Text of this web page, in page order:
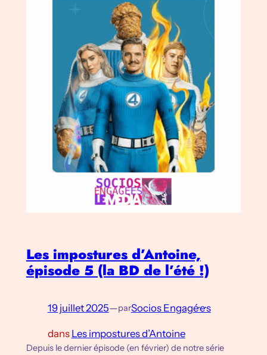
Les impostures d’Antoine,
épisode 5 (la BD de l’été !)
19 juillet 2025—parSocios Engagé·e·s
dans Les impostures d’Antoine
Depuis le dernier épisode (en février) de notre série